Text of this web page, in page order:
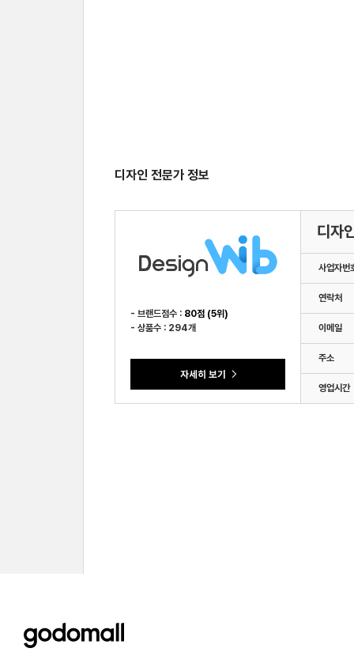
디자인 전문가 정보
- 브랜드점수 : 80점 (5위)
- 상품수 : 294개
디자
사업자번
연락처
이메일
주소
영업시간
godomall